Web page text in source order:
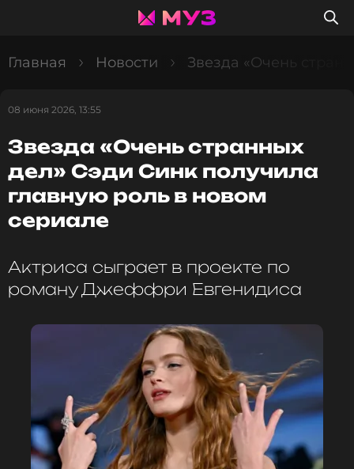
Главная Новости Звезда «Очень
08 июня 2026, 13:55
Звезда «Очень странных
дел» Сэди Синк получила
главную роль в новом
сериале
Актриса сыграет в проекте по
роману Джеффри Евгенидиса